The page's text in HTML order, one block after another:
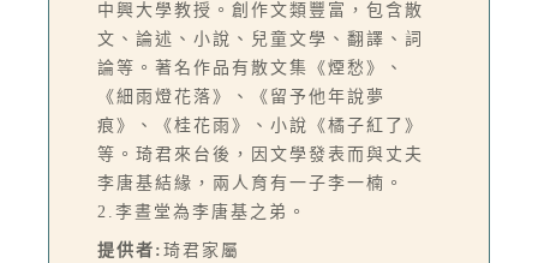
中興大學教授。創作文類豐富，包含散
文、論述、小說、兒童文學、翻譯、詞
論等。著名作品有散文集《煙愁》、
《細雨燈花落》、《留予他年說夢
痕》、《桂花雨》、小說《橘子紅了》
等。琦君來台後，因文學發表而與丈夫
李唐基結緣，兩人育有一子李一楠。
2.李晝堂為李唐基之弟。
提供者: 琦君家屬